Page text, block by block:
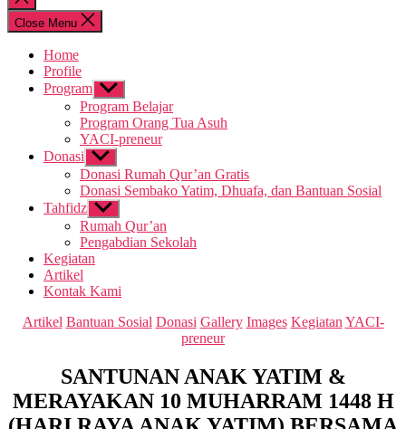
search
Close Menu
Home
Profile
Program Show
sub
menu
Program Belajar
Program Orang Tua Asuh
YACI-preneur
Donasi Show
sub
menu
Donasi Rumah Qur’an Gratis
Donasi Sembako Yatim, Dhuafa, dan Bantuan Sosial
Tahfidz Show
sub
menu
Rumah Qur’an
Pengabdian Sekolah
Kegiatan
Artikel
Kontak Kami
Categories
Artikel Bantuan Sosial Donasi Gallery Images Kegiatan YACI-
preneur
SANTUNAN ANAK YATIM &
MERAYAKAN 10 MUHARRAM 1448 H